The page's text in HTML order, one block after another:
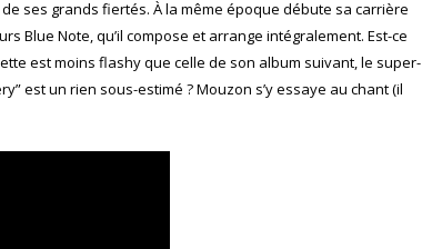
ses grands fiertés. À la même époque débute sa carrière
Blue Note, qu’il compose et arrange intégralement. Est-ce
est moins flashy que celle de son album suivant, le super-
est un rien sous-estimé ? Mouzon s’y essaye au chant (il